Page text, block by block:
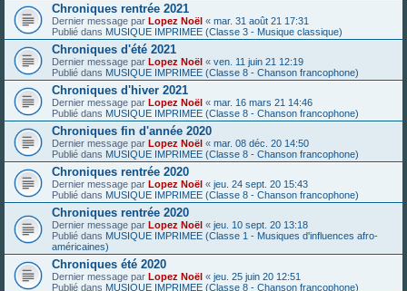
Chroniques rentrée 2021
Dernier message par Lopez Noël « mar. 31 août 21 17:31
Publié dans MUSIQUE IMPRIMEE (Classe 3 - Musique classique)
Chroniques d'été 2021
Dernier message par Lopez Noël « ven. 11 juin 21 12:19
Publié dans MUSIQUE IMPRIMEE (Classe 8 - Chanson francophone)
Chroniques d'hiver 2021
Dernier message par Lopez Noël « mar. 16 mars 21 14:46
Publié dans MUSIQUE IMPRIMEE (Classe 8 - Chanson francophone)
Chroniques fin d'année 2020
Dernier message par Lopez Noël « mar. 08 déc. 20 14:50
Publié dans MUSIQUE IMPRIMEE (Classe 8 - Chanson francophone)
Chroniques rentrée 2020
Dernier message par Lopez Noël « jeu. 24 sept. 20 15:43
Publié dans MUSIQUE IMPRIMEE (Classe 8 - Chanson francophone)
Chroniques rentrée 2020
Dernier message par Lopez Noël « jeu. 10 sept. 20 13:18
Publié dans MUSIQUE IMPRIMEE (Classe 1 - Musiques d'influences afro-
américaines)
Chroniques été 2020
Dernier message par Lopez Noël « jeu. 25 juin 20 12:51
Publié dans MUSIQUE IMPRIMEE (Classe 8 - Chanson francophone)